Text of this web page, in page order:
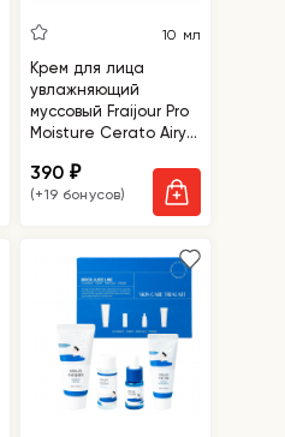
10 мл
Крем для лица
увлажняющий
муссовый Fraijour Pro
Moisture Cerato Airy
390₽
(+19 бонусов)